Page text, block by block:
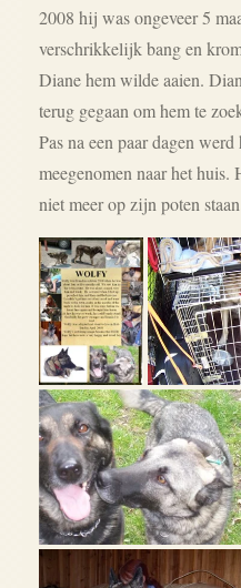
2008 hij was ongeveer 5
verschrikkelijk bang en
Diane hem wilde aaien.
terug gegaan om hem te
Pas na een paar dagen
meegenomen naar het
niet meer op zijn poten